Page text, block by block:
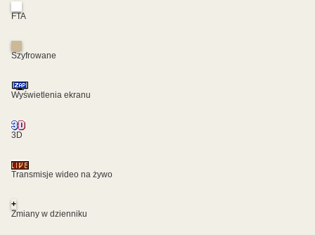
FTA
Szyfrowane
Wyświetlenia ekranu
3D
Transmisje wideo na żywo
+
Zmiany w dzienniku